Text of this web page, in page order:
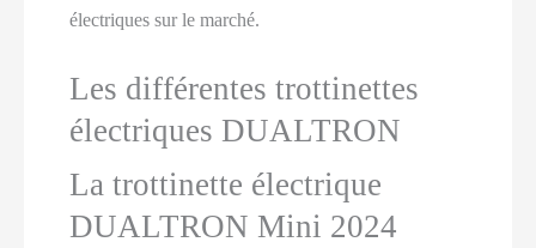
électriques sur le marché.
Les différentes trottinettes
électriques DUALTRON
La trottinette électrique
DUALTRON Mini 2024